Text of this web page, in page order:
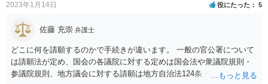
2023年1月14日 役にたった 5
佐藤 充崇 弁護士
どこに何を請願するのかで手続きが違います。 一般の官公署について
は請願法が定め、国会の各議院に対する定めは国会法や衆議院規則・
参議院規則、地方議会に対する請願は地方自治法124条・125条が定め